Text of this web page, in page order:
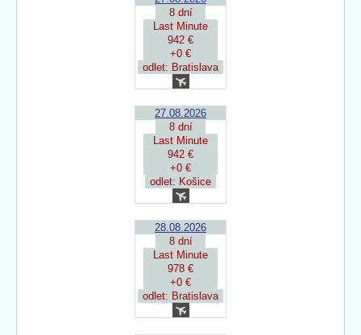
8 dní
Last Minute
942 €
+0 €
odlet: Bratislava
27.08.2026
8 dní
Last Minute
942 €
+0 €
odlet: Košice
28.08.2026
8 dní
Last Minute
978 €
+0 €
odlet: Bratislava